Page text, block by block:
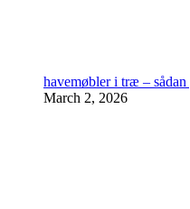
havemøbler i træ –
March 2, 2026